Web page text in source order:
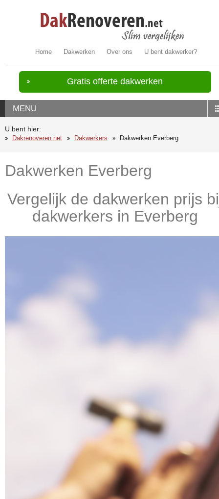
Home Dakwerken Over ons U bent dakwerker?
Gratis offerte dakwerken
MENU
U bent hier:
Dakrenoveren.net
Dakwerkers Dakwerken Everberg
Dakwerken Everberg
Vergelijk de dakwerken prijs
dakwerkers in Everberg